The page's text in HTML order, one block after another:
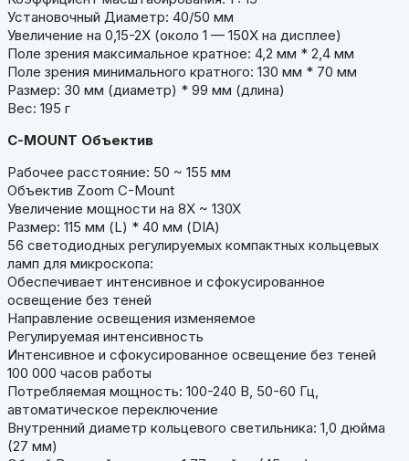
Установочный Диаметр: 40/50 мм
Увеличение на 0,15-2X (около 1 — 150X на дисплее)
Поле зрения максимальное кратное: 4,2 мм * 2,4 мм
Поле зрения минимального кратного: 130 мм * 70 мм
Размер: 30 мм (диаметр) * 99 мм (длина)
Вес: 195 г
C-MOUNT Объектив
Рабочее расстояние: 50 ~ 155 мм
Объектив Zoom C-Mount
Увеличение мощности на 8X ~ 130X
Размер: 115 мм (L) * 40 мм (DIA)
56 светодиодных регулируемых компактных кольцевых
ламп для микроскопа:
Обеспечивает интенсивное и сфокусированное
освещение без теней
Направление освещения изменяемое
Регулируемая интенсивность
Интенсивное и сфокусированное освещение без теней
100 000 часов работы
Потребляемая мощность: 100-240 В, 50-60 Гц,
автоматическое переключение
Внутренний диаметр кольцевого светильника: 1,0 дюйма
(27 мм)